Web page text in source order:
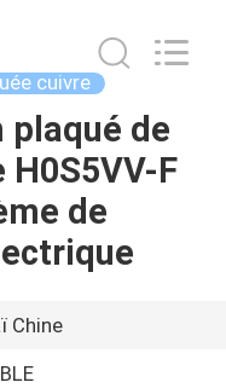
cuivre
plaqué de
F
de
Chine